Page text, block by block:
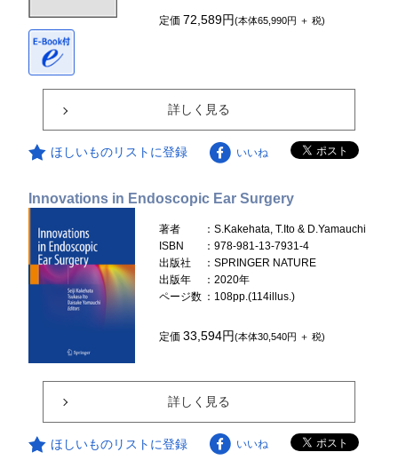
定価 72,589円(本体65,990円 ＋ 税)
詳しく見る
ほしいものリストに登録 いいね
Innovations in Endoscopic Ear Surgery
著者
：S.Kakehata, T.Ito & D.Yamauchi
ISBN
：978-981-13-7931-4
出版社
：SPRINGER NATURE
出版年
：2020年
ページ数 ：108pp.(114illus.)
定価33,594円(本体30,540円 ＋ 税)
詳しく見る
ほしいものリストに登録 いいね